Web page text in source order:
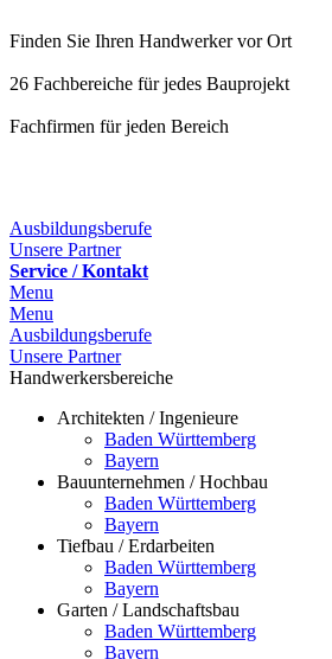
Finden Sie Ihren Handwerker vor Ort
26 Fachbereiche für jedes Bauprojekt
Fachfirmen für jeden Bereich
Ausbildungsberufe
Unsere Partner
Service / Kontakt
Menu
Menu
Ausbildungsberufe
Unsere Partner
Handwerkersbereiche
Architekten / Ingenieure
Baden Württemberg
Bayern
Bauunternehmen / Hochbau
Baden Württemberg
Bayern
Tiefbau / Erdarbeiten
Baden Württemberg
Bayern
Garten / Landschaftsbau
Baden Württemberg
Bayern